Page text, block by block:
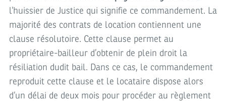
l’huissier de Justice qui signifie ce commandement. La
majorité des contrats de location contiennent une
clause résolutoire. Cette clause permet au
propriétaire-bailleur d’obtenir de plein droit la
résiliation dudit bail. Dans ce cas, le commandement
reproduit cette clause et le locataire dispose alors
d’un délai de deux mois pour procéder au règlement